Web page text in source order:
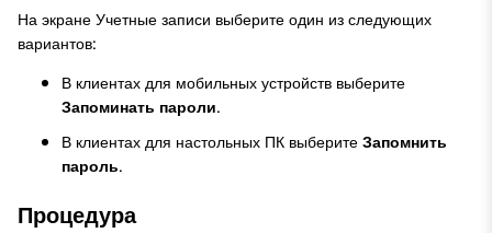
На экране Учетные записи выберите один из следующих
вариантов:
В клиентах для мобильных устройств выберите
Запоминать пароли.
В клиентах для настольных ПК выберите Запомнить
пароль.
Процедура